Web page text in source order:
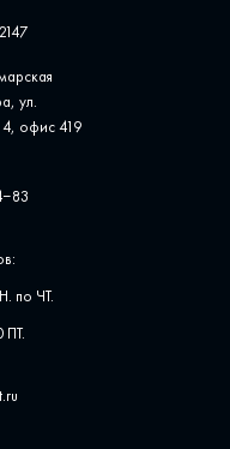
ул.
офис ​419
по ЧТ.
ПТ.